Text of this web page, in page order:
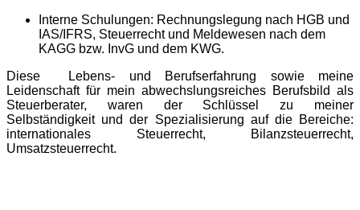
Interne Schulungen: Rechnungslegung nach HGB und
IAS/IFRS, Steuerrecht und Meldewesen nach dem
KAGG bzw. InvG und dem KWG.
Diese Lebens- und Berufserfahrung sowie meine
Leidenschaft für mein abwechslungsreiches Berufsbild als
Steuerberater, waren der Schlüssel zu meiner
Selbständigkeit und der Spezialisierung auf die Bereiche:
internationales Steuerrecht, Bilanzsteuerrecht,
Umsatzsteuerrecht.